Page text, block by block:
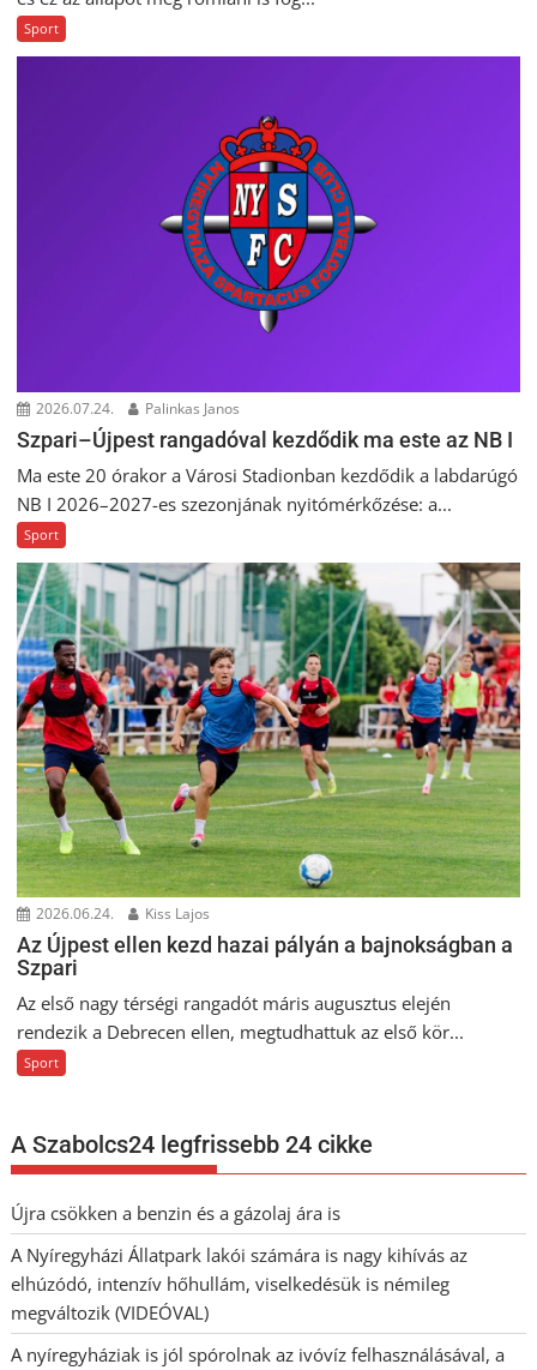
Sport
2026.07.24. Palinkas Janos
Szpari–Újpest rangadóval kezdődik ma este az NB I
Ma este 20 órakor a Városi Stadionban kezdődik a labdarúgó
NB I 2026–2027-es szezonjának nyitómérkőzése: a...
Sport
2026.06.24. Kiss Lajos
Az Újpest ellen kezd hazai pályán a bajnokságban a
Szpari
Az első nagy térségi rangadót máris augusztus elején
rendezik a Debrecen ellen, megtudhattuk az első kör...
Sport
A Szabolcs24 legfrissebb 24 cikke
Újra csökken a benzin és a gázolaj ára is
A Nyíregyházi Állatpark lakói számára is nagy kihívás az
elhúzódó, intenzív hőhullám, viselkedésük is némileg
megváltozik (VIDEÓVAL)
A nyíregyháziak is jól spórolnak az ivóvíz felhasználásával, a